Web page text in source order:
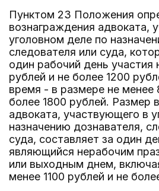
Пунктом 23 Положения
вознаграждения адвоката,
уголовном деле по
следователя или суда,
один рабочий день участия
рублей и не более 1200
время - в размере не менее
более 1800 рублей. Размер
адвоката, участвующего в
назначению дознавателя,
суда, составляет за один
являющийся нерабочим
или выходным днем,
менее 1100 рублей и не